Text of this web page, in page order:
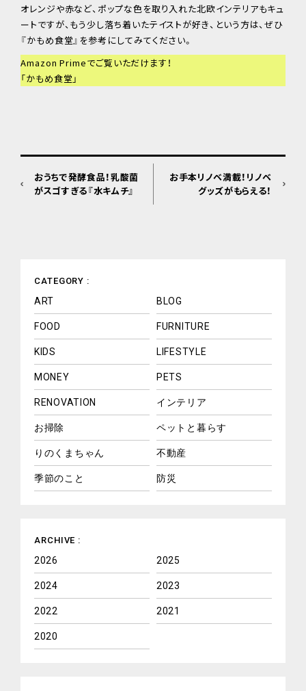
オレンジや赤など、ポップな色を取り入れた北欧インテリアもキュ
ートですが、もう少し落ち着いたテイストが好き、という方は、ぜひ
『かもめ食堂』を参考にしてみてください。
Amazon Primeでご覧いただけます！
「かもめ食堂」
おうちで発酵食品！乳酸菌
がスゴすぎる『水キムチ』
お手本リノベ満載！リノベ
グッズがもらえる！
CATEGORY :
ART BLOG
FOOD FURNITURE
KIDS LIFESTYLE
MONEY PETS
RENOVATION インテリア
お掃除 ペットと暮らす
りのくまちゃん 不動産
季節のこと 防災
ARCHIVE :
2026 2025
2024 2023
2022 2021
2020